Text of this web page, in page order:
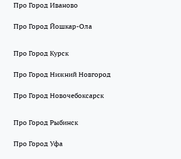
Про Город Иваново
Про Город Йошкар-Ола
Про Город Курск
Про Город Нижний Новгород
Про Город Новочебоксарск
Про Город Рыбинск
Про Город Уфа